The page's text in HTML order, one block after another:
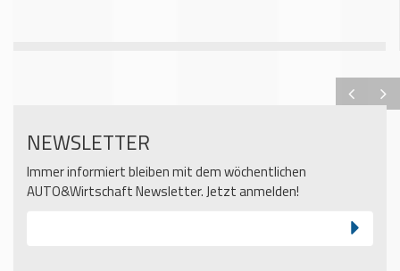
NEWSLETTER
Immer informiert bleiben mit dem wöchentlichen
AUTO&Wirtschaft Newsletter. Jetzt anmelden!